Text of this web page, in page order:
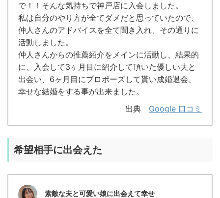
で！！そんな気持ちで神戸店に入会しました。
私は自分のやり方が全てダメだと思っていたので、
仲人さんのアドバイスを全て聞き入れ、その通りに
活動しました。
仲人さんからの推薦紹介をメインに活動し、結果的
に、入会して3ヶ月目に紹介して頂いた優しい夫と
出会い、6ヶ月目にプロポーズして貰い成婚退会、
幸せな結婚をする事が出来ました。
出典 Google 口コミ
希望相手に出会えた
素敵な夫と可愛い娘に出会えて幸せ